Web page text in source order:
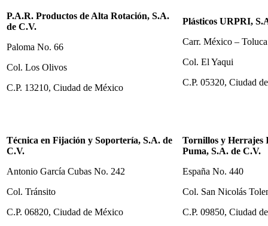
P.A.R. Productos de Alta Rotación, S.A.
de C.V.
Paloma No. 66
Col. Los Olivos
C.P. 13210, Ciudad de México
Plásticos URPRI,
Carr. México –
Col. El Yaqui
C.P. 05320, Ciudad
Técnica en Fijación y Soportería, S.A. de
C.V.
Antonio García Cubas No. 242
Col. Tránsito
C.P. 06820, Ciudad de México
Tornillos y Herrajes
Puma, S.A. de C.V.
España No. 440
Col. San Nicolás
C.P. 09850, Ciudad